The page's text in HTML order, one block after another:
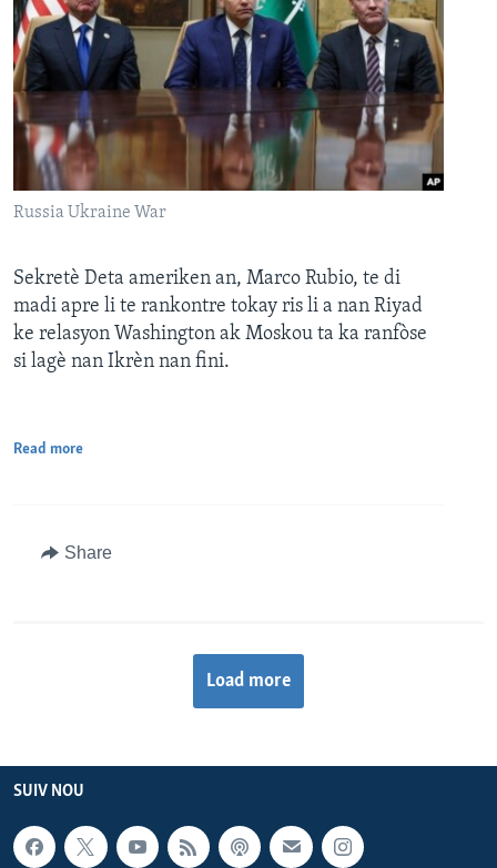
Russia Ukraine War
Sekretè Deta ameriken an, Marco Rubio, te di
madi apre li te rankontre tokay ris li a nan Riyad
ke relasyon Washington ak Moskou ta ka ranfòse
si lagè nan Ikrèn nan fini.
Read more
Share
Load more
SUIV NOU